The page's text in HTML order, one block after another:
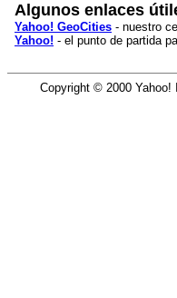
Algunos enlaces
Yahoo! GeoCities - nuestro
Yahoo! - el punto de partida
Copyright © 2000 Yahoo!